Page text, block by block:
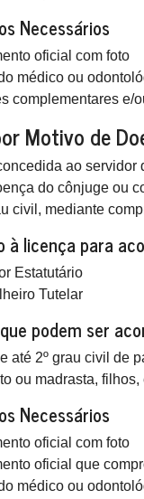
Necessários
oficial com foto
médico ou
complementares e/
Motivo de
ao
do cônjuge ou
civil, mediante
à licença para
Estatutário
Tutelar
podem ser
até 2º grau civil de
ou madrasta,
Necessários
oficial com foto
oficial que
médico ou